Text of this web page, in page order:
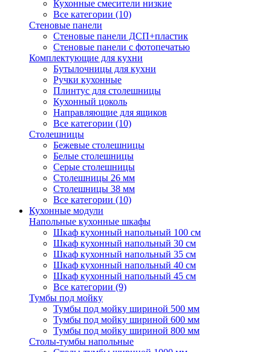
Кухонные смесители низкие
Все категории (10)
Стеновые панели
Стеновые панели ДСП+пластик
Стеновые панели с фотопечатью
Комплектующие для кухни
Бутылочницы для кухни
Ручки кухонные
Плинтус для столешницы
Кухонный цоколь
Направляющие для ящиков
Все категории (10)
Столешницы
Бежевые столешницы
Белые столешницы
Серые столешницы
Столешницы 26 мм
Столешницы 38 мм
Все категории (10)
Кухонные модули
Напольные кухонные шкафы
Шкаф кухонный напольный 100 см
Шкаф кухонный напольный 30 см
Шкаф кухонный напольный 35 см
Шкаф кухонный напольный 40 см
Шкаф кухонный напольный 45 см
Все категории (9)
Тумбы под мойку
Тумбы под мойку шириной 500 мм
Тумбы под мойку шириной 600 мм
Тумбы под мойку шириной 800 мм
Столы-тумбы напольные